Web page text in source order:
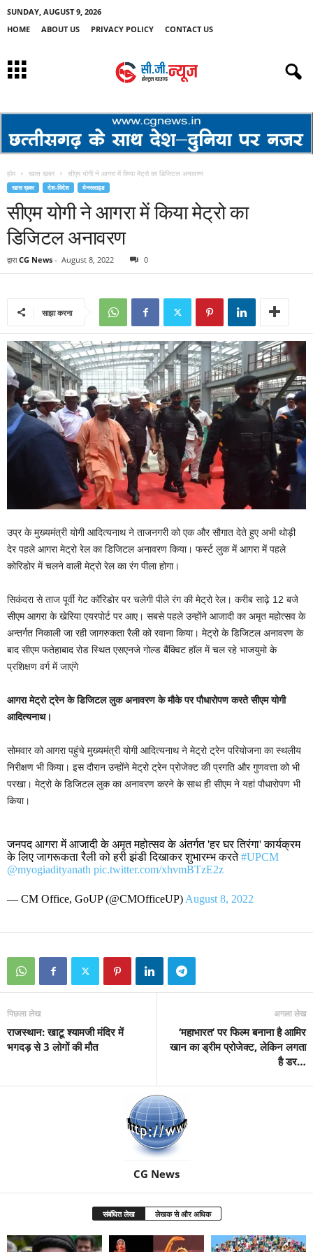
SUNDAY, AUGUST 9, 2026
HOME
ABOUT US PRIVACY POLICY CONTACT US
होम खास ख़बर सीएम योगी ने आगरा में किया मेट्रो का डिजिटल अनावरण
खास ख़बर देश-विदेश मेनस्लाइड
सीएम योगी ने आगरा में किया मेट्रो का
डिजिटल अनावरण
द्वारा CG News - August 8, 2022 0
साझा करना
उप्र के मुख्यमंत्री योगी आदित्यनाथ ने ताजनगरी को एक और सौगात देते हुए अभी थाेड़ी
देर पहले आगरा मेट्रो रेल का डिजिटल अनावरण किया। फर्स्ट लुक में आगरा में पहले
कोरिडोर में चलने वाली मेट्रो रेल का रंग पीला होगा।
सिकंदरा से ताज पूर्वी गेट कॉरिडोर पर चलेगी पीले रंग की मेट्रो रेल। करीब साढ़े 12 बजे
सीएम आगरा के खेरिया एयरपोर्ट पर आए। सबसे पहले उन्होंने आजादी का अमृत महोत्सव के
अन्तर्गत निकाली जा रही जागरुकता रैली को रवाना किया। मेट्रो के डिजिटल अनावरण के
बाद सीएम फतेहाबाद रोड स्थित एसएनजे गोल्ड बैंक्विट हॉल में चल रहे भाजयुमो के
प्रशिक्षण वर्ग में जाएंगे
आगरा मेट्रो ट्रेन के डिजिटल लुक अनावरण के मौके पर पौधारोपण करते सीएम योगी
आदित्यनाथ।
सोमवार को आगरा पहुंचे मुख्यमंत्री योगी आदित्यनाथ ने मेट्रो ट्रेन परियोजना का स्थलीय
निरीक्षण भी किया। इस दौरान उन्होंने मेट्रो ट्रेन प्राेजेक्ट की प्रगति और गुणवत्ता को भी
परखा। मेट्रो के डिजिटल लुक का अनावरण करने के साथ ही सीएम ने यहां पौधारोपण भी
किया।
जनपद आगरा में आजादी के अमृत महोत्सव के अंतर्गत 'हर घर तिरंगा' कार्यक्रम
के लिए जागरूकता रैली को हरी झंडी दिखाकर शुभारम्भ करते#UPCM
@myogiadityanath pic.twitter.com/xhvmBTzE2z
— CM Office, GoUP (@CMOfficeUP) August 8, 2022
पिछला लेख
राजस्थान: खाटू श्यामजी मंदिर में
भगदड़ से 3 लोगों की मौत
अगला लेख
‘महाभारत’ पर फिल्म बनाना है आमिर
खान का ड्रीम प्रोजेक्ट, लेकिन लगता
है डर…
CG News
संबंधित लेख लेखक से और अधिक